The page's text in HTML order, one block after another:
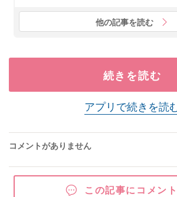
他の記事を読む
続きを読む
アプリで続きを読
コメントがありません
この記事にコメン